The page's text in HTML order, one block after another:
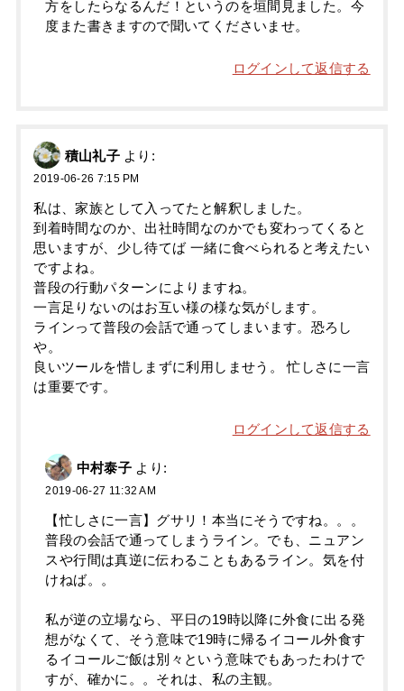
方をしたらなるんだ！というのを垣間見ました。今
度また書きますので聞いてくださいませ。
ログインして返信する
積山礼子 より:
2019-06-26 7:15 PM
私は、家族として入ってたと解釈しました。
到着時間なのか、出社時間なのかでも変わってくると
思いますが、少し待てば 一緒に食べられると考えたい
ですよね。
普段の行動パターンによりますね。
一言足りないのはお互い様の様な気がします。
ラインって普段の会話で通ってしまいます。恐ろし
や。
良いツールを惜しまずに利用しませう。 忙しさに一言
は重要です。
ログインして返信する
中村泰子 より:
2019-06-27 11:32 AM
【忙しさに一言】グサリ！本当にそうですね。。。
普段の会話で通ってしまうライン。でも、ニュアン
スや行間は真逆に伝わることもあるライン。気を付
けねば。。
私が逆の立場なら、平日の19時以降に外食に出る発
想がなくて、そう意味で19時に帰るイコール外食す
るイコールご飯は別々という意味でもあったわけで
すが、確かに。。それは、私の主観。